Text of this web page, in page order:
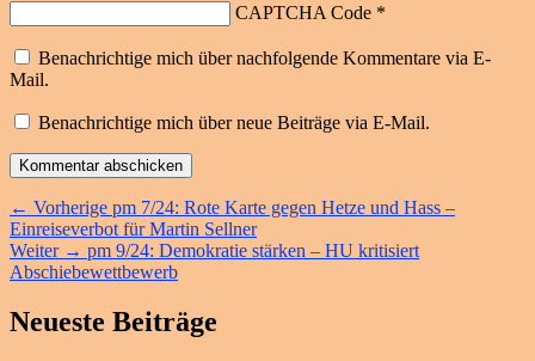
CAPTCHA Code *
Benachrichtige mich über nachfolgende Kommentare via E-
Mail.
Benachrichtige mich über neue Beiträge via E-Mail.
Beitragsnavigation
← Vorherige Vorheriger
Beitrag:
pm 7/24: Rote Karte gegen Hetze und Hass –
Einreiseverbot für Martin Sellner
Weiter → Nächster
Beitrag:
pm 9/24: Demokratie stärken – HU kritisiert
Abschiebewettbewerb
Primärer
Neueste Beiträge